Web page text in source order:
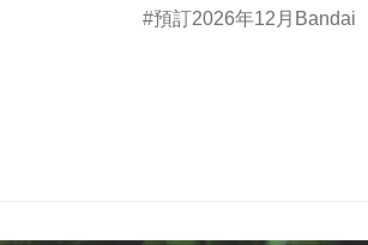
預訂2026年12月Bandai